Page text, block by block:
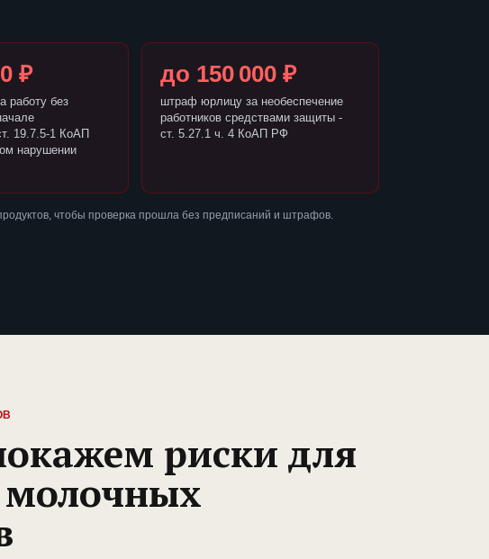
₽
работу без
19.7.5-1 КоАП
нарушении
до 150 000 ₽
штраф юрлицу за необеспечение
работников средствами защиты -
ст. 5.27.1 ч. 4 КоАП РФ
чтобы проверка прошла без предписаний и штрафов.
риски для